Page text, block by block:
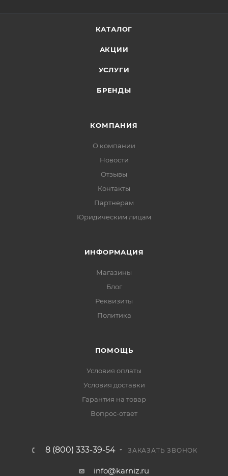
КАТАЛОГ
АКЦИИ
УСЛУГИ
БРЕНДЫ
КОМПАНИЯ
О компании
Новости
Отзывы
Контакты
Партнерам
Юридическим лицам
ИНФОРМАЦИЯ
Магазины
Блог
Реквизиты
Политика
ПОМОЩЬ
Условия оплаты
Условия доставки
Гарантия на товар
Вопрос-ответ
8 (800) 333-39-54 ЗАКАЗАТЬ ЗВОНОК
info@karniz.ru